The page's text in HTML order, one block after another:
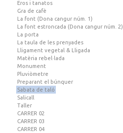
Eros i tanatos
Gra de cafè
La font (Dona cangur núm. 1)
La font estroncada (Dona cangur núm. 2)
La porta
La taula de les prenyades
Lligament vegetal & Lligada
Matèria rebel·lada
Monument
Pluviòmetre
Preparant el búnquer
Sabata de taló
Salicall
Taller
CARRER 02
CARRER 03
CARRER 04